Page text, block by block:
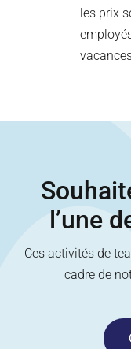
les prix
l’une
Ces activités de
cadre de